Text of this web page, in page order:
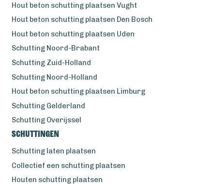
Hout beton schutting plaatsen Vught
Hout beton schutting plaatsen Den Bosch
Hout beton schutting plaatsen Uden
Schutting Noord-Brabant
Schutting Zuid-Holland
Schutting Noord-Holland
Hout beton schutting plaatsen Limburg
Schutting Gelderland
Schutting Overijssel
Schuttingen
Schutting laten plaatsen
Collectief een schutting plaatsen
Houten schutting plaatsen